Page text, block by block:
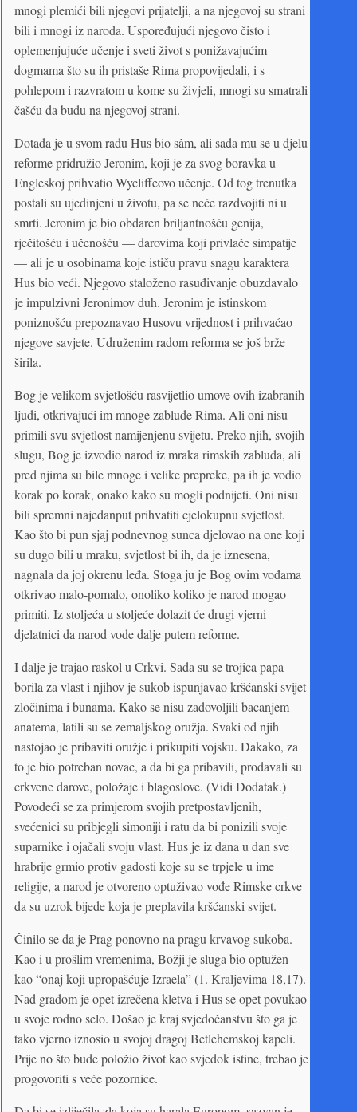
mnogi plemići bili njegovi prijatelji, a na njegovoj su strani
bili i mnogi iz naroda. Uspoređujući njegovo čisto i
oplemenjujuće učenje i sveti život s ponižavajućim
dogmama što su ih pristaše Rima propovijedali, i s
pohlepom i razvratom u kome su živjeli, mnogi su smatrali
čašću da budu na njegovoj strani.
Dotada je u svom radu Hus bio sâm, ali sada mu se u djelu
reforme pridružio Jeronim, koji je za svog boravka u
Engleskoj prihvatio Wycliffeovo učenje. Od tog trenutka
postali su ujedinjeni u životu, pa se neće razdvojiti ni u
smrti. Jeronim je bio obdaren briljantnošću genija,
rječitošću i učenošću — darovima koji privlače simpatije
— ali je u osobinama koje ističu pravu snagu karaktera
Hus bio veći. Njegovo staloženo rasuđivanje obuzdavalo
je impulzivni Jeronimov duh. Jeronim je istinskom
poniznošću prepoznavao Husovu vrijednost i prihvaćao
njegove savjete. Udruženim radom reforma se još brže
širila.
Bog je velikom svjetlošću rasvijetlio umove ovih izabranih
ljudi, otkrivajući im mnoge zablude Rima. Ali oni nisu
primili svu svjetlost namijenjenu svijetu. Preko njih, svojih
slugu, Bog je izvodio narod iz mraka rimskih zabluda, ali
pred njima su bile mnoge i velike prepreke, pa ih je vodio
korak po korak, onako kako su mogli podnijeti. Oni nisu
bili spremni najedanput prihvatiti cjelokupnu svjetlost.
Kao što bi pun sjaj podnevnog sunca djelovao na one koji
su dugo bili u mraku, svjetlost bi ih, da je iznesena,
nagnala da joj okrenu leđa. Stoga ju je Bog ovim vođama
otkrivao malo-pomalo, onoliko koliko je narod mogao
primiti. Iz stoljeća u stoljeće dolazit će drugi vjerni
djelatnici da narod vode dalje putem reforme.
I dalje je trajao raskol u Crkvi. Sada su se trojica papa
borila za vlast i njihov je sukob ispunjavao kršćanski svijet
zločinima i bunama. Kako se nisu zadovoljili bacanjem
anatema, latili su se zemaljskog oružja. Svaki od njih
nastojao je pribaviti oružje i prikupiti vojsku. Dakako, za
to je bio potreban novac, a da bi ga pribavili, prodavali su
crkvene darove, položaje i blagoslove. (Vidi Dodatak.)
Povodeći se za primjerom svojih pretpostavljenih,
svećenici su pribjegli simoniji i ratu da bi ponizili svoje
suparnike i ojačali svoju vlast. Hus je iz dana u dan sve
hrabrije grmio protiv gadosti koje su se trpjele u ime
religije, a narod je otvoreno optuživao vođe Rimske crkve
da su uzrok bijede koja je preplavila kršćanski svijet.
Činilo se da je Prag ponovno na pragu krvavog sukoba.
Kao i u prošlim vremenima, Božji je sluga bio optužen
kao “onaj koji upropašćuje Izraela” (1. Kraljevima 18,17).
Nad gradom je opet izrečena kletva i Hus se opet povukao
u svoje rodno selo. Došao je kraj svjedočanstvu što ga je
tako vjerno iznosio u svojoj dragoj Betlehemskoj kapeli.
Prije no što bude položio život kao svjedok istine, trebao je
progovoriti s veće pozornice.